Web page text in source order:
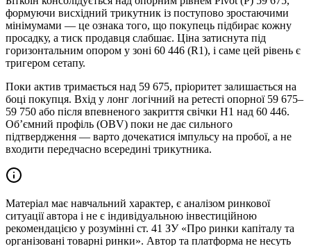
формуючи висхідний трикутник із поступово зростаючими
мінімумами — це ознака того, що покупець підбирає кожну
просадку, а тиск продавця слабшає. Ціна затиснута під
горизонтальним опором у зоні 60 446 (R1), і саме цей рівень є
тригером сетапу.
Поки актив тримається над 59 675, пріоритет залишається на
боці покупця. Вхід у лонг логічний на ретесті опорної 59 675–
59 750 або після впевненого закриття свічки H1 над 60 446.
Об’ємний профіль (OBV) поки не дає сильного
підтвердження — варто дочекатися імпульсу на пробої, а не
входити передчасно всередині трикутника.
Матеріал має навчальний характер, є аналізом ринкової
ситуації автора і не є індивідуальною інвестиційною
рекомендацією у розумінні ст. 41 ЗУ «Про ринки капіталу та
організовані товарні ринки». Автор та платформа не несуть